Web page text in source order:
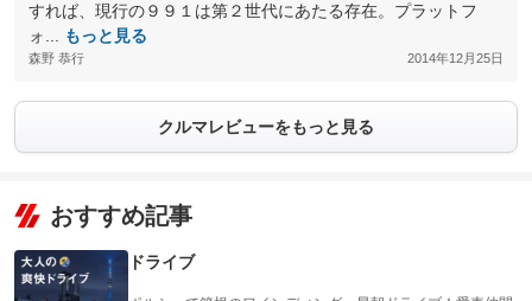
すれば、現行の９９１は第２世代にあたる存在。プラットフ
ォ...
もっと見る
森野 恭行 2014年12月25日
クルマレビューをもっと見る
おすすめ記事
ドライブ